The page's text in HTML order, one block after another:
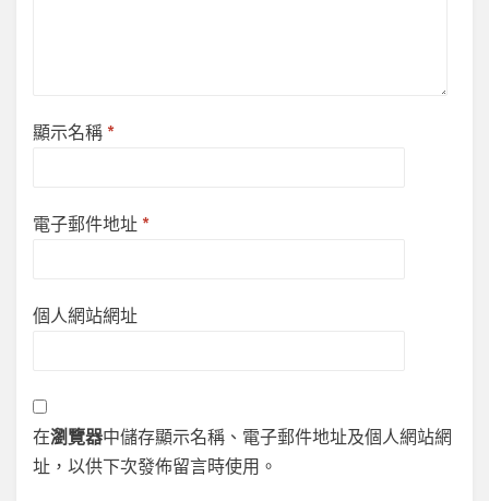
顯示名稱 *
電子郵件地址 *
個人網站網址
在瀏覽器中儲存顯示名稱、電子郵件地址及個人網站網
址，以供下次發佈留言時使用。